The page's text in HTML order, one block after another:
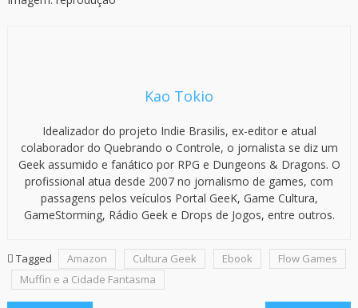
Kao Tokio
Idealizador do projeto Indie Brasilis, ex-editor e atual
colaborador do Quebrando o Controle, o jornalista se diz um
Geek assumido e fanático por RPG e Dungeons & Dragons. O
profissional atua desde 2007 no jornalismo de games, com
passagens pelos veículos Portal GeeK, Game Cultura,
GameStorming, Rádio Geek e Drops de Jogos, entre outros.
Tagged Amazon Cultura Geek Ebook
Flow Games
Muffin e a Cidade Fantasma